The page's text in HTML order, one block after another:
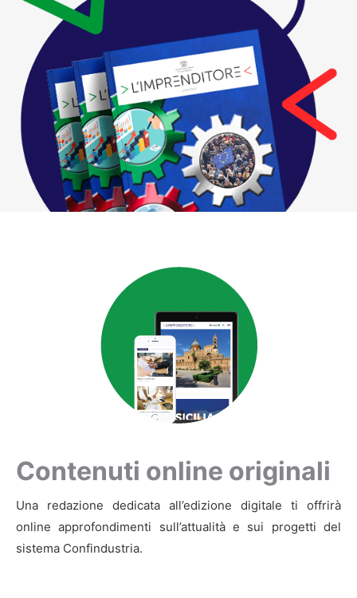
Contenuti online originali
Una redazione dedicata all’edizione digitale ti offrirà
online approfondimenti sull’attualità e sui progetti del
sistema Confindustria.